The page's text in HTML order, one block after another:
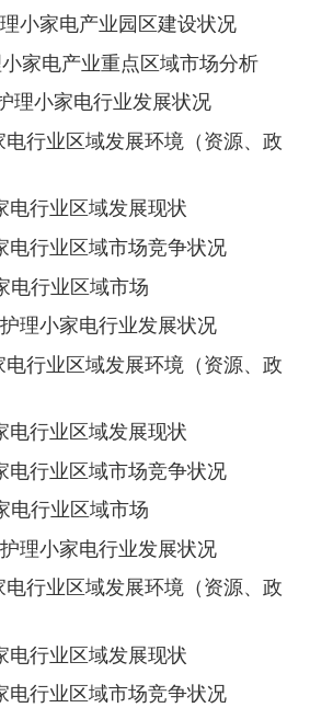
小家电产业园区建设状况
家电产业重点区域市场分析
理小家电行业发展状况
电行业区域发展环境（资源、政
电行业区域发展现状
电行业区域市场竞争状况
电行业区域市场
理小家电行业发展状况
电行业区域发展环境（资源、政
电行业区域发展现状
电行业区域市场竞争状况
电行业区域市场
理小家电行业发展状况
电行业区域发展环境（资源、政
电行业区域发展现状
电行业区域市场竞争状况